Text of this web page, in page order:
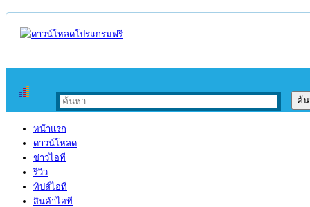
หน้าแรก
ดาวน์โหลด
ข่าวไอที
รีวิว
ทิปส์ไอที
สินค้าไอที